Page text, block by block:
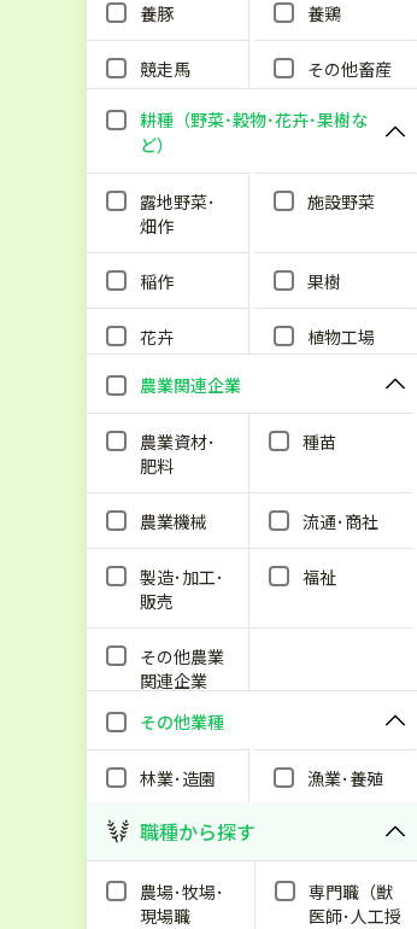
養豚 養鶏
競走馬 その他畜産
耕種（野菜･穀物･花卉･果樹な
ど）
露地野菜･
畑作
施設野菜
稲作 果樹
花卉
植物工場
農業関連企業
農業資材･
肥料
種苗
農業機械 流通･商社
製造･加工･
販売
福祉
その他農業
関連企業
その他業種
林業･造園 漁業･養殖
職種から探す
農場･牧場･
現場職
専門職（獣
医師･人工授